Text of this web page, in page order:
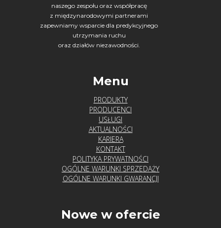
naszego zespołu oraz współpracę
z międzynarodowymi partnerami
zapewniamy wsparcie dla predykcyjnego
utrzymania ruchu
oraz działów niezawodności.
Menu
PRODUKTY
PRODUCENCI
USŁUGI
AKTUALNOŚCI
KARIERA
KONTAKT
POLITYKA PRYWATNOŚCI
OGÓLNE WARUNKI SPRZEDAŻY
OGÓLNE WARUNKI GWARANCJI
Nowe w ofercie